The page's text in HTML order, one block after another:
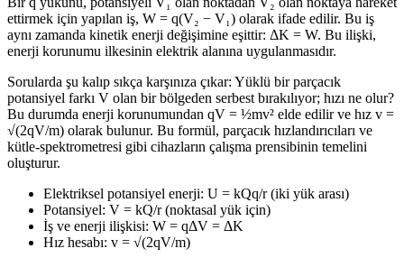
ettirmek için yapılan iş, W = q(V₂ − V₁) olarak ifade edilir. Bu iş
aynı zamanda kinetik enerji değişimine eşittir: ΔK = W. Bu ilişki,
enerji korunumu ilkesinin elektrik alanına uygulanmasıdır.
Sorularda şu kalıp sıkça karşınıza çıkar: Yüklü bir parçacık
potansiyel farkı V olan bir bölgeden serbest bırakılıyor; hızı ne olur?
Bu durumda enerji korunumundan qV = ½mv² elde edilir ve hız v =
√(2qV/m) olarak bulunur. Bu formül, parçacık hızlandırıcıları ve
kütle-spektrometresi gibi cihazların çalışma prensibinin temelini
oluşturur.
Elektriksel potansiyel enerji: U = kQq/r (iki yük arası)
Potansiyel: V = kQ/r (noktasal yük için)
İş ve enerji ilişkisi: W = qΔV = ΔK
Hız hesabı: v = √(2qV/m)